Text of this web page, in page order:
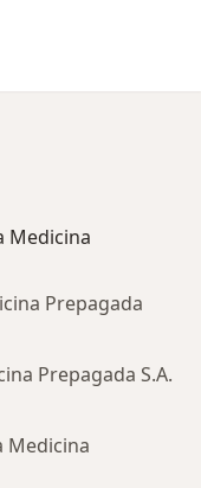
Medicina
Prepagada
Prepagada S.A.
Medicina